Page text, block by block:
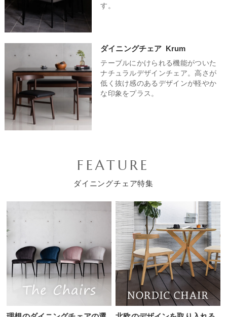
す。
ダイニングチェア Krum
テーブルにかけられる機能がついた
ナチュラルデザインチェア。高さが
低く抜け感のあるデザインが軽やか
な印象をプラス。
FEATURE
ダイニングチェア特集